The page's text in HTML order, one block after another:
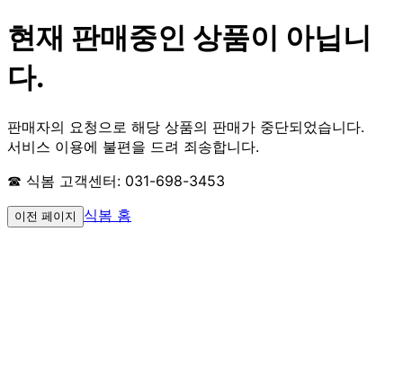
현재 판매중인 상품이 아닙니
다.
판매자의 요청으로 해당 상품의 판매가 중단되었습니다.
서비스 이용에 불편을 드려 죄송합니다.
☎ 식봄 고객센터: 031-698-3453
이전 페이지 식봄 홈